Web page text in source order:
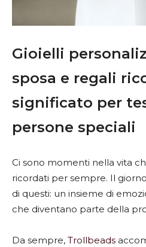
Gioielli
sposa e regali
significato per
persone speciali
Ci sono momenti nella vita
ricordati per sempre. Il
di questi: un insieme di
che diventano parte della
Da sempre, Trollbeads